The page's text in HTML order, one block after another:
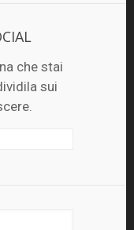
che stai
sui